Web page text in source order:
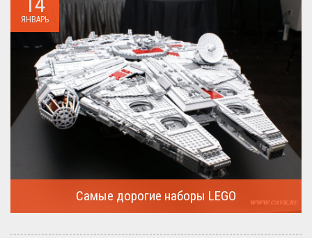
ЯНВАРЬ
Самые дорогие наборы LEGO
дорогие...